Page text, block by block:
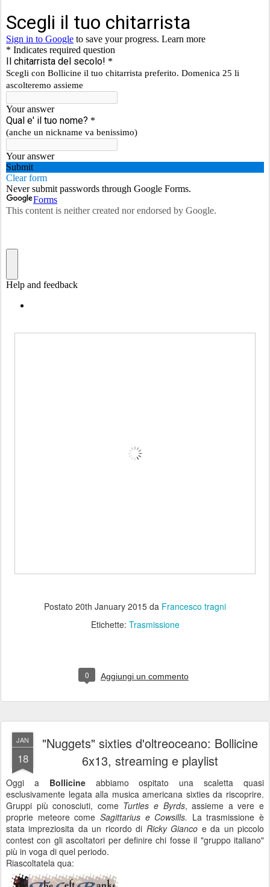
Postato 20th January 2015 da Francesco tragni
Etichette: Trasmissione
0 Aggiungi un commento
JAN
18
"Nuggets" sixties d'oltreoceano: Bollicine
6x13, streaming e playlist
Oggi a Bollicine abbiamo ospitato una scaletta quasi
esclusivamente legata alla musica americana sixties da riscoprire.
Gruppi più conosciuti, come Turtles e Byrds, assieme a vere e
proprie meteore come Sagittarius e Cowsills. La trasmissione è
stata impreziosita da un ricordo di Ricky Gianco e da un piccolo
contest con gli ascoltatori per definire chi fosse il "gruppo italiano"
più in voga di quel periodo.
Riascoltatela qua: